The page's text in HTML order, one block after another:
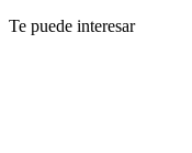
Te puede interesar